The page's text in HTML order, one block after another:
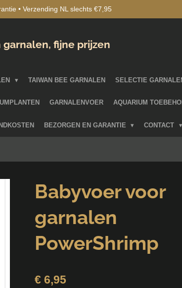
• Verzending NL slechts €7,95
garnalen, fijne prijzen
TAIWAN BEE GARNALEN SELECTIE
GARNALENVOER AQUARIUM
BEZORGEN EN GARANTIE CONTACT
Babyvoer voor
garnalen
PowerShrimp
€ 6,95